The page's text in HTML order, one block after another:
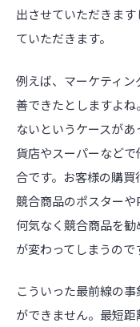
出させていただきま
ていただきます。
例えば、マーケティ
善できたとしますよ
ないというケースが
貨店やスーパーなど
合です。お客様の購
競合商品のポスター
何気なく競合商品を
が変わってしまうので
こういった最前線の
ができません。最短